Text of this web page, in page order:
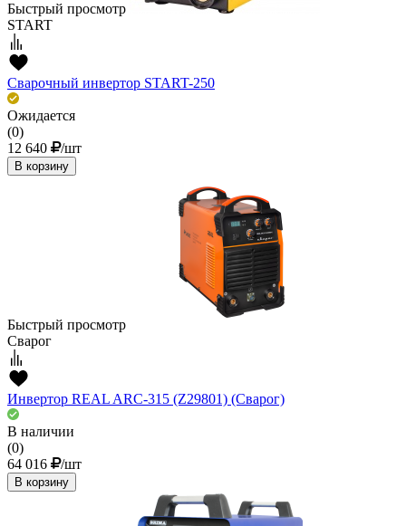
Быстрый просмотр
START
Сварочный инвертор START-250
Ожидается
(0)
12 640
/шт
В корзину
Быстрый просмотр
Сварог
Инвертор REAL ARC-315 (Z29801) (Сварог)
В наличии
(0)
64 016
/шт
В корзину